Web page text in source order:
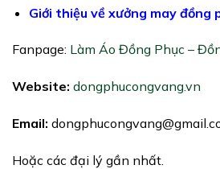
Giới thiệu về xưởng may đồng
Fanpage: Làm Áo Đồng Phục –
Website: dongphucongvang.vn
Email:
Hoặc các đại lý gần nhất.